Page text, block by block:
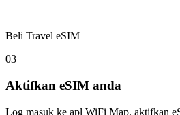
Beli Travel eSIM
03
Aktifkan eSIM anda
Log masuk ke apl WiFi Map, aktifkan